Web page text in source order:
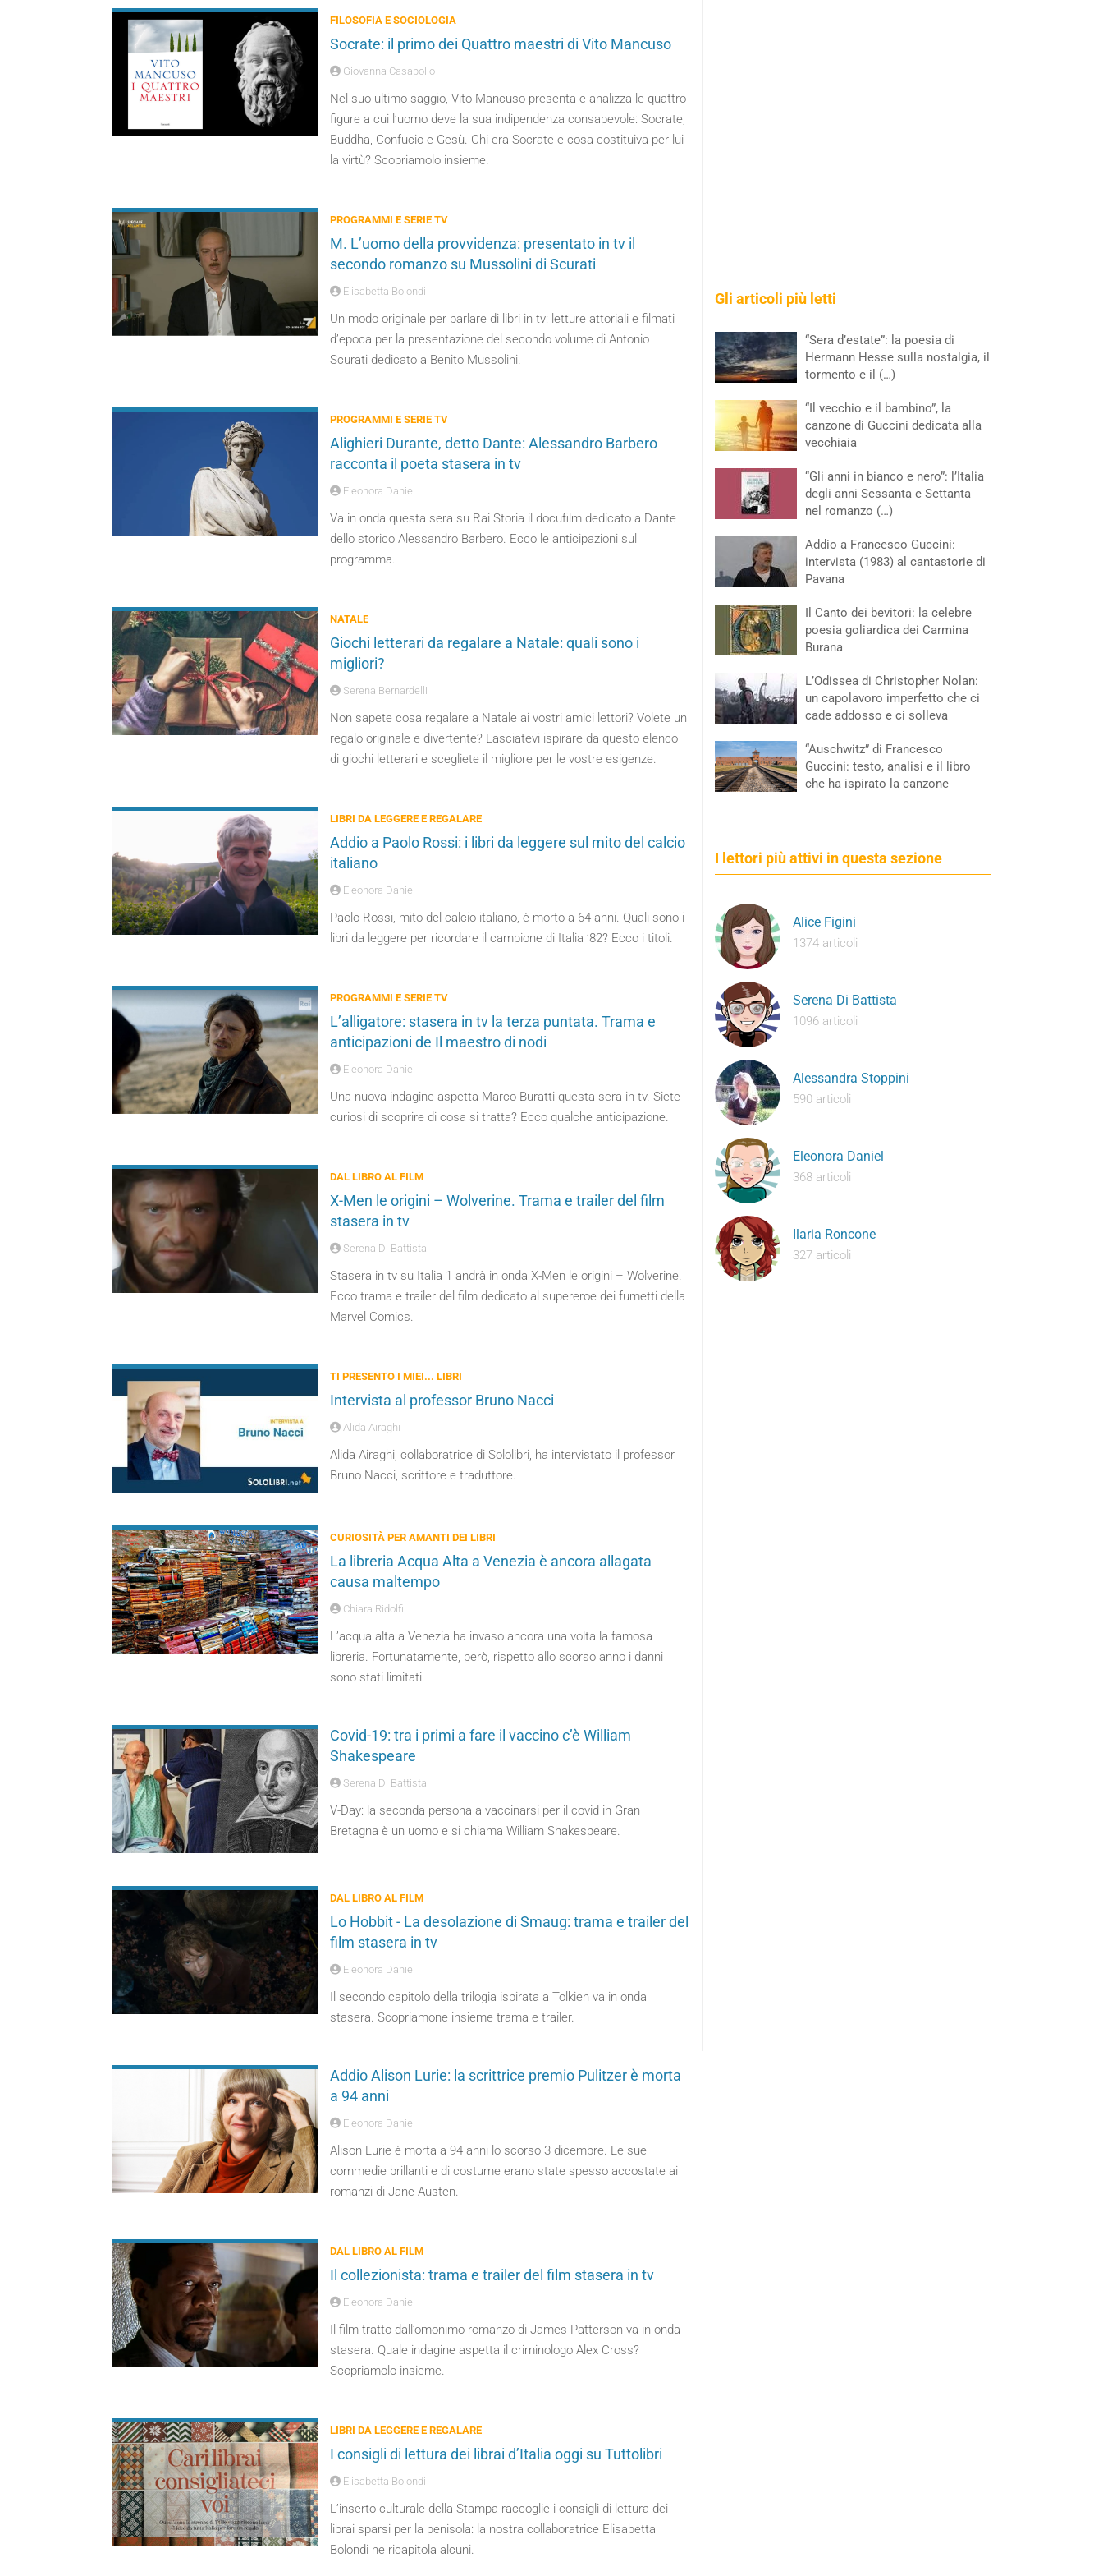
FILOSOFIA E SOCIOLOGIA
Socrate: il primo dei Quattro maestri di Vito Mancuso
Giovanna Casapollo
Nel suo ultimo saggio, Vito Mancuso presenta e analizza le quattro
figure a cui l’uomo deve la sua indipendenza consapevole: Socrate,
Buddha, Confucio e Gesù. Chi era Socrate e cosa costituiva per lui
la virtù? Scopriamolo insieme.
PROGRAMMI E SERIE TV
M. L’uomo della provvidenza: presentato in tv il
secondo romanzo su Mussolini di Scurati
Elisabetta Bolondi
Un modo originale per parlare di libri in tv: letture attoriali e filmati
d’epoca per la presentazione del secondo volume di Antonio
Scurati dedicato a Benito Mussolini.
PROGRAMMI E SERIE TV
Alighieri Durante, detto Dante: Alessandro Barbero
racconta il poeta stasera in tv
Eleonora Daniel
Va in onda questa sera su Rai Storia il docufilm dedicato a Dante
dello storico Alessandro Barbero. Ecco le anticipazioni sul
programma.
NATALE
Giochi letterari da regalare a Natale: quali sono i
migliori?
Serena Bernardelli
Non sapete cosa regalare a Natale ai vostri amici lettori? Volete un
regalo originale e divertente? Lasciatevi ispirare da questo elenco
di giochi letterari e scegliete il migliore per le vostre esigenze.
LIBRI DA LEGGERE E REGALARE
Addio a Paolo Rossi: i libri da leggere sul mito del calcio
italiano
Eleonora Daniel
Paolo Rossi, mito del calcio italiano, è morto a 64 anni. Quali sono i
libri da leggere per ricordare il campione di Italia ’82? Ecco i titoli.
PROGRAMMI E SERIE TV
L’alligatore: stasera in tv la terza puntata. Trama e
anticipazioni de Il maestro di nodi
Eleonora Daniel
Una nuova indagine aspetta Marco Buratti questa sera in tv. Siete
curiosi di scoprire di cosa si tratta? Ecco qualche anticipazione.
DAL LIBRO AL FILM
X-Men le origini – Wolverine. Trama e trailer del film
stasera in tv
Serena Di Battista
Stasera in tv su Italia 1 andrà in onda X-Men le origini – Wolverine.
Ecco trama e trailer del film dedicato al supereroe dei fumetti della
Marvel Comics.
TI PRESENTO I MIEI... LIBRI
Intervista al professor Bruno Nacci
Alida Airaghi
Alida Airaghi, collaboratrice di Sololibri, ha intervistato il professor
Bruno Nacci, scrittore e traduttore.
CURIOSITÀ PER AMANTI DEI LIBRI
La libreria Acqua Alta a Venezia è ancora allagata
causa maltempo
Chiara Ridolfi
L’acqua alta a Venezia ha invaso ancora una volta la famosa
libreria. Fortunatamente, però, rispetto allo scorso anno i danni
sono stati limitati.
Covid-19: tra i primi a fare il vaccino c’è William
Shakespeare
Serena Di Battista
V-Day: la seconda persona a vaccinarsi per il covid in Gran
Bretagna è un uomo e si chiama William Shakespeare.
DAL LIBRO AL FILM
Lo Hobbit - La desolazione di Smaug: trama e trailer del
film stasera in tv
Eleonora Daniel
Il secondo capitolo della trilogia ispirata a Tolkien va in onda
stasera. Scopriamone insieme trama e trailer.
Addio Alison Lurie: la scrittrice premio Pulitzer è morta
a 94 anni
Eleonora Daniel
Alison Lurie è morta a 94 anni lo scorso 3 dicembre. Le sue
commedie brillanti e di costume erano state spesso accostate ai
romanzi di Jane Austen.
DAL LIBRO AL FILM
Il collezionista: trama e trailer del film stasera in tv
Eleonora Daniel
Il film tratto dall’omonimo romanzo di James Patterson va in onda
stasera. Quale indagine aspetta il criminologo Alex Cross?
Scopriamolo insieme.
LIBRI DA LEGGERE E REGALARE
I consigli di lettura dei librai d’Italia oggi su Tuttolibri
Elisabetta Bolondi
L’inserto culturale della Stampa raccoglie i consigli di lettura dei
librai sparsi per la penisola: la nostra collaboratrice Elisabetta
Bolondi ne ricapitola alcuni.
Gli articoli più letti
“Sera d’estate”: la poesia di
Hermann Hesse sulla nostalgia, il
tormento e il (…)
“Il vecchio e il bambino”, la
canzone di Guccini dedicata alla
vecchiaia
“Gli anni in bianco e nero”: l’Italia
degli anni Sessanta e Settanta
nel romanzo (…)
Addio a Francesco Guccini:
intervista (1983) al cantastorie di
Pavana
Il Canto dei bevitori: la celebre
poesia goliardica dei Carmina
Burana
L’Odissea di Christopher Nolan:
un capolavoro imperfetto che ci
cade addosso e ci solleva
“Auschwitz” di Francesco
Guccini: testo, analisi e il libro
che ha ispirato la canzone
I lettori più attivi in questa sezione
Alice Figini
1374 articoli
Serena Di Battista
1096 articoli
Alessandra Stoppini
590 articoli
Eleonora Daniel
368 articoli
Ilaria Roncone
327 articoli